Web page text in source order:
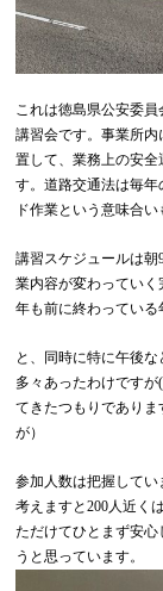
これは徳島県公安委
講習会です。事業所
置して、業務上の安全
す。道路交通法は毎
ド作業という意味合い
講習スケジュールは朝
業内容が変わってい
年も前に終わっている
と、同時に特に午後
多々あったわけです
てきたつもりでありま
が）
参加人数は把握して
考えますと200人近く
ただけてひとまず安
うと思っています。